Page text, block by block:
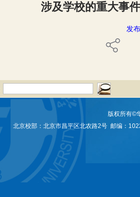
涉及学校的重大事
发
版权所有©
北京校部：北京市昌平区北农路2号 邮编：